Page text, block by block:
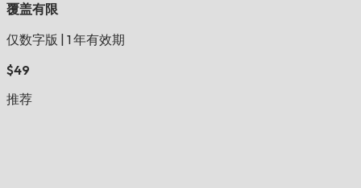
覆盖有限
仅数字版
1 年有效期
$49
推荐